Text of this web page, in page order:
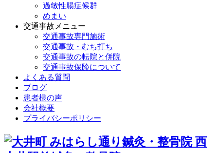
過敏性腸症候群
めまい
交通事故メニュー
交通事故専門施術
交通事故・むち打ち
交通事故の転院と併院
交通事故保険について
よくある質問
ブログ
患者様の声
会社概要
プライバシーポリシー